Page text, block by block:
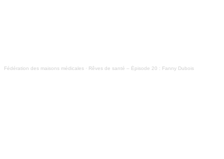
Fédération des maisons médicales · Rêves de santé – Épisode 20 : Fanny Dubois